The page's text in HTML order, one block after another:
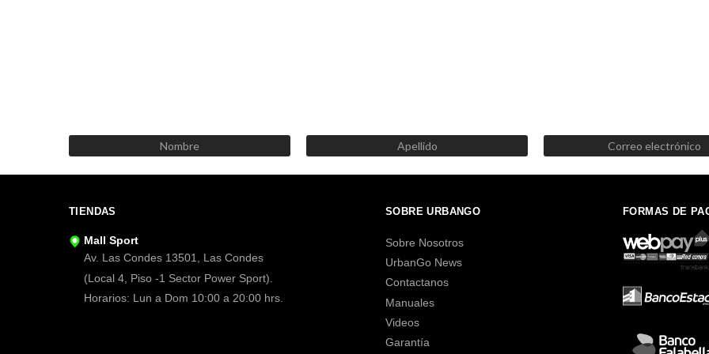
TIENDAS
Mall Sport
Av. Las Condes 13501, Las Condes
(Local 4, Piso -1 Sector Power Sport).
Horarios: Lun a Dom 10:00 a 20:00 hrs.
SOBRE URBANGO
Sobre Nosotros
UrbanGo News
Contactanos
Manuales
Videos
Garantía
FORMAS DE